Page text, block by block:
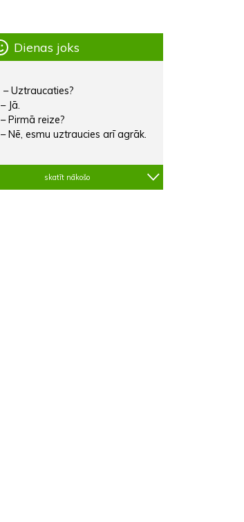
Dienas joks
– Uztraucaties?
– Jā.
– Pirmā reize?
– Nē, esmu uztraucies arī agrāk.
skatīt nākošo